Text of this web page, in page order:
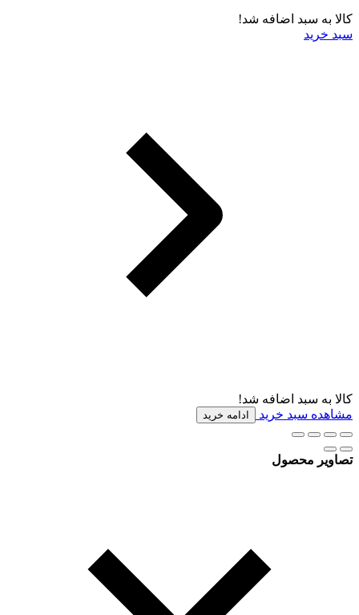
کالا به سبد اضافه شد!
سبد خرید
کالا به سبد اضافه شد!
مشاهده سبد خرید
ادامه خرید
تصاویر محصول